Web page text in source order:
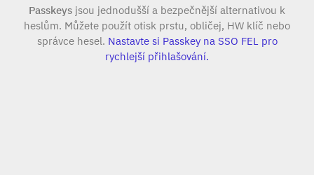
Passkeys jsou jednodušší a bezpečnější alternativou k
heslům. Můžete použít otisk prstu, obličej, HW klíč nebo
správce hesel. Nastavte si Passkey na SSO FEL pro
rychlejší přihlašování.